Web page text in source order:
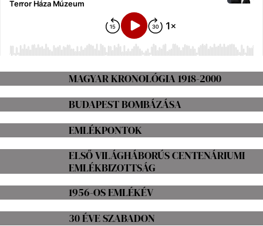
MAGYAR KRONOLÓGIA 1918-2000
BUDAPEST BOMBÁZÁSA
EMLÉKPONTOK
ELSŐ VILÁGHÁBORÚS CENTENÁRIUMI
EMLÉKBIZOTTSÁG
1956-OS EMLÉKÉV
30 ÉVE SZABADON